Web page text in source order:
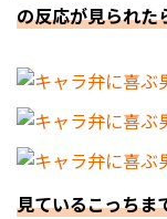
の反応が見られ
見ているこっち